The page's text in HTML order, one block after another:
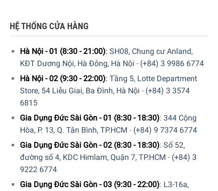
Công suất hoạt động
Công suất tiêu thụ điện
Máy pha cà phê tự động Siemens TQ903DZ3 EQ900 được
sản xuất trực tiếp tại Sloveniatheo tiêu chuẩn Châu Âu
chất lượng cao, hoạt động với
công suất mạnh mẽ 1500 W
đảm bảo khả năng gia nhiệt nhanh chóng và pha chế hiệu
HỆ THỐNG CỬA HÀNG
Hà Nội - 01 (8:30 - 21:00): SH08, Chung cư Anland,
KĐT Dương Nội, Hà Đông, Hà Nội - (+84) 3 9986 6774
Hà Nội - 02 (9:30 - 22:00): Tầng 5, Lotte Department
Store, 54 Liễu Giai, Ba Đình, Hà Nội - (+84) 3 3574
6815
Gia Dụng Đức Sài Gòn - 01 (8:30 - 18:30): 344 Cộng
Hòa, P. 13, Q. Tân Bình, TP.HCM - (+84) 9 7374 6774
Gia Dụng Đức Sài Gòn - 02 (8:30 - 18:30): Số 52,
đường số 4, KDC Himlam, Quận 7, TP.HCM - (+84) 3
9222 6774
Gia Dụng Đức Sài Gòn - 03 (9:30 - 22:00): L3-16a,